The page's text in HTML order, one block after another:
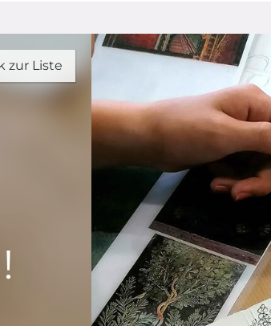
zur Liste